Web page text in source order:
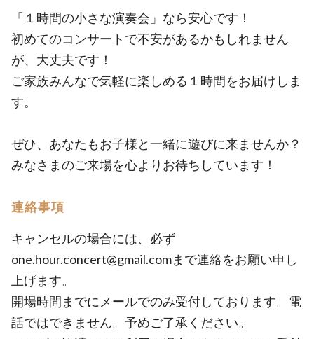
「１時間の小さな演奏会」なら安心です！
初めてのコンサートで不安があるかもしれません
が、大丈夫です！
ご家族みんなで気軽に楽しめる１時間をお届けしま
す。
ぜひ、あなたもお子様と一緒に遊びに来ませんか？
みなさまのご来場を心よりお待ちしています！
連絡事項
キャンセルの場合には、必ず
one.hour.concert@gmail.comまで連絡をお願い申し
上げます。
開場時間までにメールでのみ受付しております。電
話ではできません。予めご了承ください。